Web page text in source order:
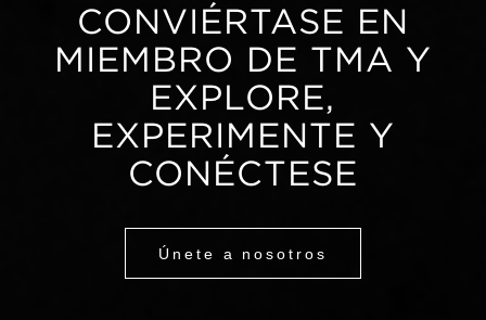
CONVIÉRTASE EN
MIEMBRO DE TMA Y
EXPLORE,
EXPERIMENTE Y
CONÉCTESE
Únete a nosotros